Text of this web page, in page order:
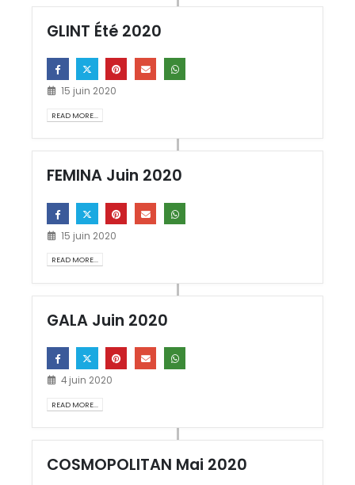
GLINT Été 2020
15 juin 2020
READ MORE...
FEMINA Juin 2020
15 juin 2020
READ MORE...
GALA Juin 2020
4 juin 2020
READ MORE...
COSMOPOLITAN Mai 2020